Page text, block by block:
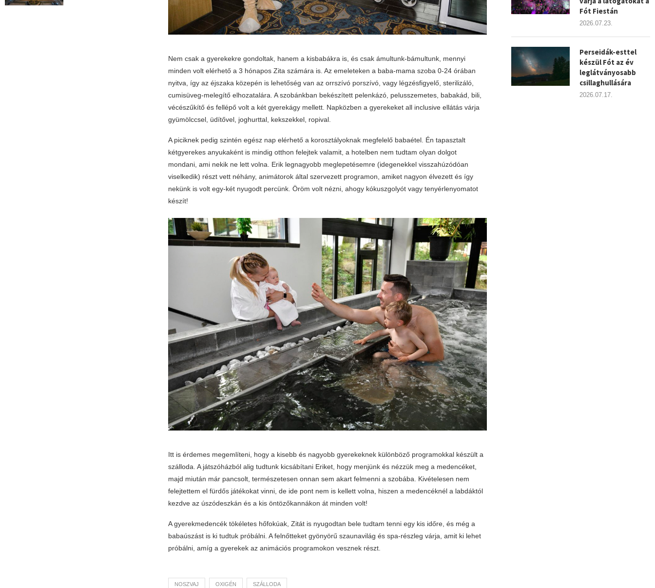
Nem csak a gyerekekre gondoltak, hanem a kisbabákra is, és csak ámultunk-bámultunk, mennyi
minden volt elérhető a 3 hónapos Zita számára is. Az emeleteken a baba-mama szoba 0-24 órában
nyitva, így az éjszaka közepén is lehetőség van az orrszívó porszívó, vagy légzésfigyelő, sterilizáló,
cumisüveg-melegítő elhozatalára. A szobánkban bekészített pelenkázó, pelusszemetes, babakád, bili,
vécészűkítő és fellépő volt a két gyerekágy mellett. Napközben a gyerekeket all inclusive ellátás várja
gyümölccsel, üdítővel, joghurttal, kekszekkel, ropival.
A piciknek pedig szintén egész nap elérhető a korosztályoknak megfelelő babaétel. Én tapasztalt
kétgyerekes anyukaként is mindig otthon felejtek valamit, a hotelben nem tudtam olyan dolgot
mondani, ami nekik ne lett volna. Erik legnagyobb meglepetésemre (idegenekkel visszahúzódóan
viselkedik) részt vett néhány, animátorok által szervezett programon, amiket nagyon élvezett és így
nekünk is volt egy-két nyugodt percünk. Öröm volt nézni, ahogy kókuszgolyót vagy tenyérlenyomatot
készít!
Itt is érdemes megemlíteni, hogy a kisebb és nagyobb gyerekeknek különböző programokkal készült a
szálloda. A játszóházból alig tudtunk kicsábítani Eriket, hogy menjünk és nézzük meg a medencéket,
majd miután már pancsolt, természetesen onnan sem akart felmenni a szobába. Kivételesen nem
felejtettem el fürdős játékokat vinni, de ide pont nem is kellett volna, hiszen a medencéknél a labdáktól
kezdve az úszódeszkán és a kis öntözőkannákon át minden volt!
A gyerekmedencék tökéletes hőfokúak, Zitát is nyugodtan bele tudtam tenni egy kis időre, és még a
babaúszást is ki tudtuk próbálni. A felnőtteket gyönyörű szaunavilág és spa-részleg várja, amit ki lehet
próbálni, amíg a gyerekek az animációs programokon vesznek részt.
NOSZVAJ OXIGÉN SZÁLLODA
Fót Fiestán
2026.07.23.
Perseidák-esttel
készül Fót az év
leglátványosabb
csillaghullására
2026.07.17.